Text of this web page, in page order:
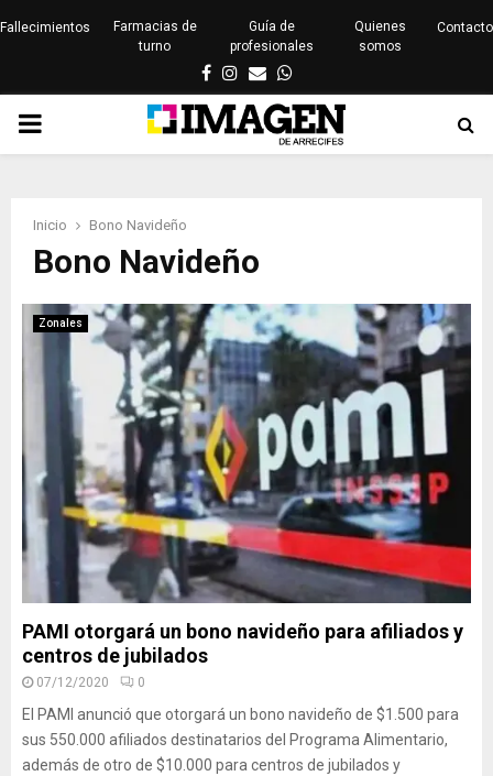
Fallecimientos
Farmacias de
turno
Guía de
profesionales
Quienes
somos
Contacto
Facebook
Instagram
EmailWhatsapp
PRIMARY
Inicio Bono Navideño
Bono Navideño
Zonales
PAMI otorgará un bono navideño para afiliados y
centros de jubilados
07/12/2020 0
El PAMI anunció que otorgará un bono navideño de $1.500 para
sus 550.000 afiliados destinatarios del Programa Alimentario,
además de otro de $10.000 para centros de jubilados y